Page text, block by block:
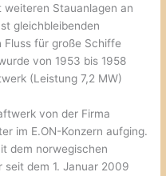
Stauanlagen an
gleichbleibenden
Fluss für große Schiffe
von 1953 bis 1958
(Leistung 7,2 MW)
von der Firma
im E.ON-Konzern aufging.
dem norwegischen
seit dem 1. Januar 2009